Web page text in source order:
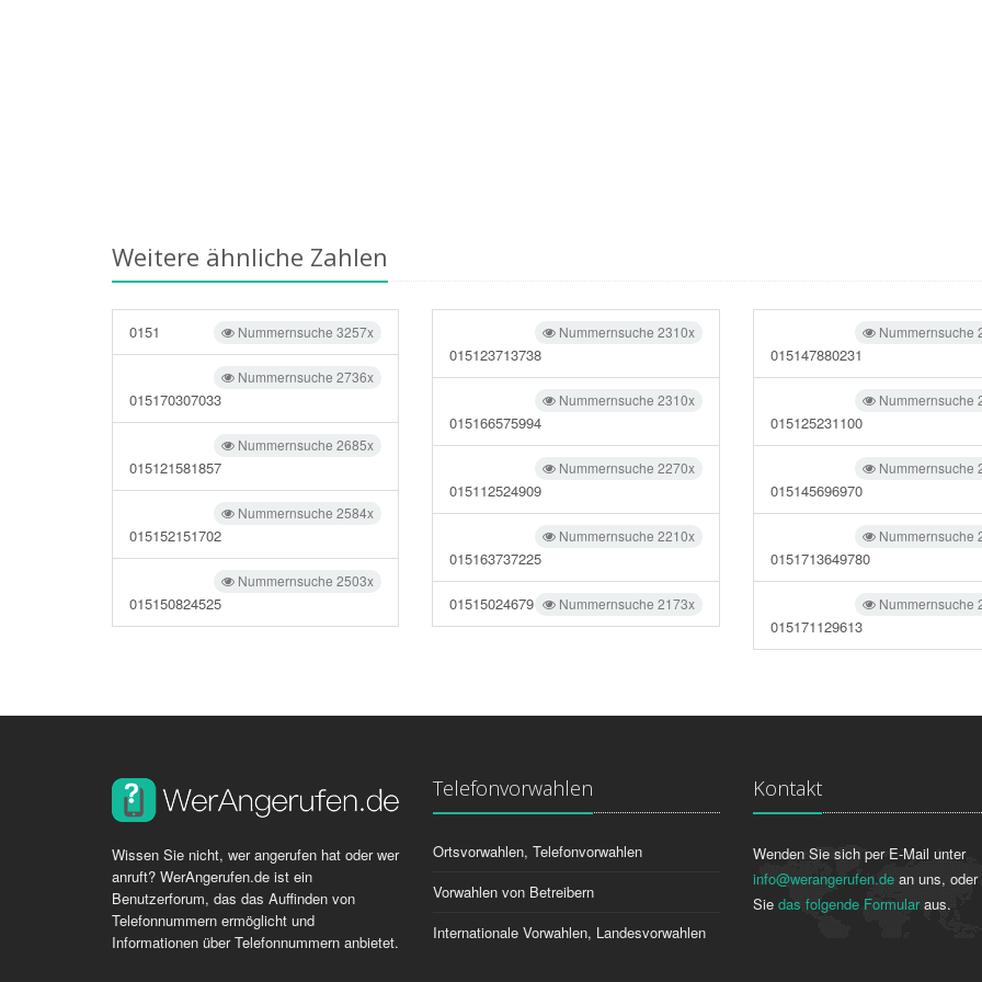
Weitere ähnliche Zahlen
Nummernsuche 3257x
0151
Nummernsuche 2736x
015170307033
Nummernsuche 2685x
015121581857
Nummernsuche 2584x
015152151702
Nummernsuche 2503x
015150824525
Nummernsuche 2310x
015123713738
Nummernsuche 2310x
015166575994
Nummernsuche 2270x
015112524909
Nummernsuche 2210x
015163737225
Nummernsuche 2173x
01515024679
Nummernsuche
015147880231
Nummernsuche
015125231100
Nummernsuche
015145696970
Nummernsuche
0151713649780
Nummernsuche
015171129613
Wissen Sie nicht, wer angerufen hat oder wer
anruft? WerAngerufen.de ist ein
Benutzerforum, das das Auffinden von
Telefonnummern ermöglicht und
Informationen über Telefonnummern anbietet.
Telefonvorwahlen
Ortsvorwahlen, Telefonvorwahlen
Vorwahlen von Betreibern
Internationale Vorwahlen, Landesvorwahlen
Kontakt
Wenden Sie sich per E-Mail unter
info@werangerufen.de an uns, oder
Sie das folgende Formularaus.